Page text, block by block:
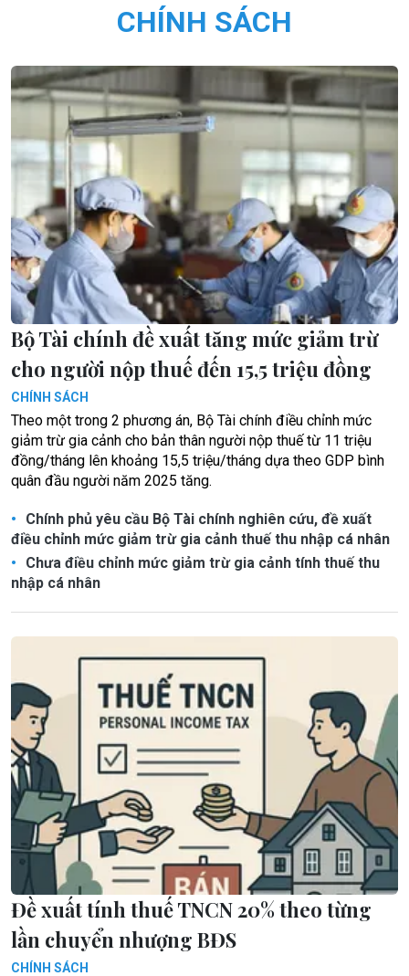
CHÍNH SÁCH
Bộ Tài chính đề xuất tăng mức giảm trừ
cho người nộp thuế đến 15,5 triệu đồng
CHÍNH SÁCH
Theo một trong 2 phương án, Bộ Tài chính điều chỉnh mức
giảm trừ gia cảnh cho bản thân người nộp thuế từ 11 triệu
đồng/tháng lên khoảng 15,5 triệu/tháng dựa theo GDP bình
quân đầu người năm 2025 tăng.
Chính phủ yêu cầu Bộ Tài chính nghiên cứu, đề xuất
điều chỉnh mức giảm trừ gia cảnh thuế thu nhập cá nhân
Chưa điều chỉnh mức giảm trừ gia cảnh tính thuế thu
nhập cá nhân
Đề xuất tính thuế TNCN 20% theo từng
lần chuyển nhượng BĐS
CHÍNH SÁCH